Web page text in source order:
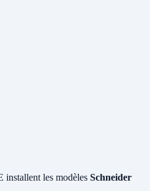
installent les modèles Schneider